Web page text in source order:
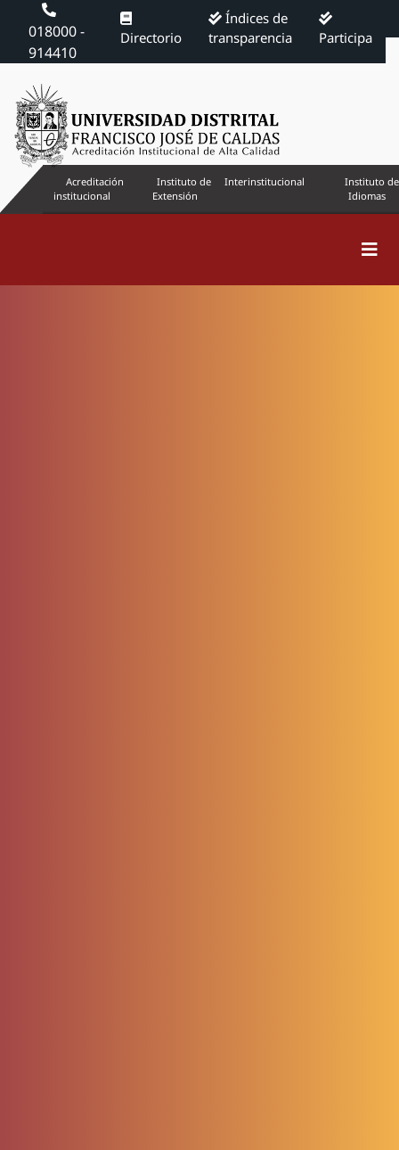
018000 -
914410
Directorio
Índices de
transparencia
Participa
Acreditación
institucional
Instituto de
Extensión
Interinstitucional
Instituto de
Idiomas